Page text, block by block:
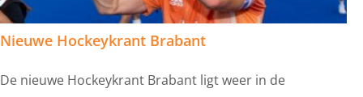
Nieuwe Hockeykrant Brabant
De nieuwe Hockeykrant Brabant ligt weer in de